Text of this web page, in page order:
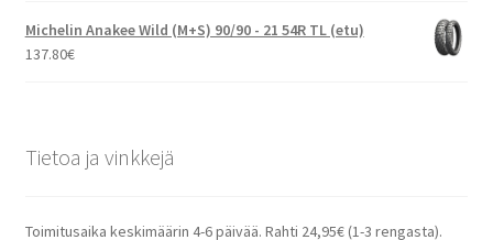
Michelin Anakee Wild (M+S) 90/90 - 21 54R TL (etu)
137.80€
Tietoa ja vinkkejä
Toimitusaika keskimäärin 4-6 päivää. Rahti 24,95€ (1-3 rengasta).